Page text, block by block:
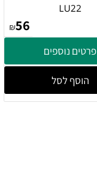
LU22
₪56
פרטים נוספים
הוסף לסל